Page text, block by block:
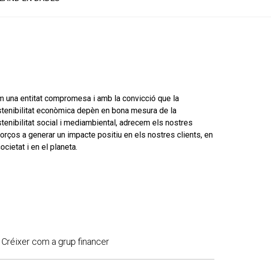
una entitat compromesa i amb la convicció que la
econòmica depèn en bona mesura de la
social i mediambiental, adrecem els nostres
a generar un impacte positiu en els nostres clients, en
i en el planeta.
Créixer com a grup financer